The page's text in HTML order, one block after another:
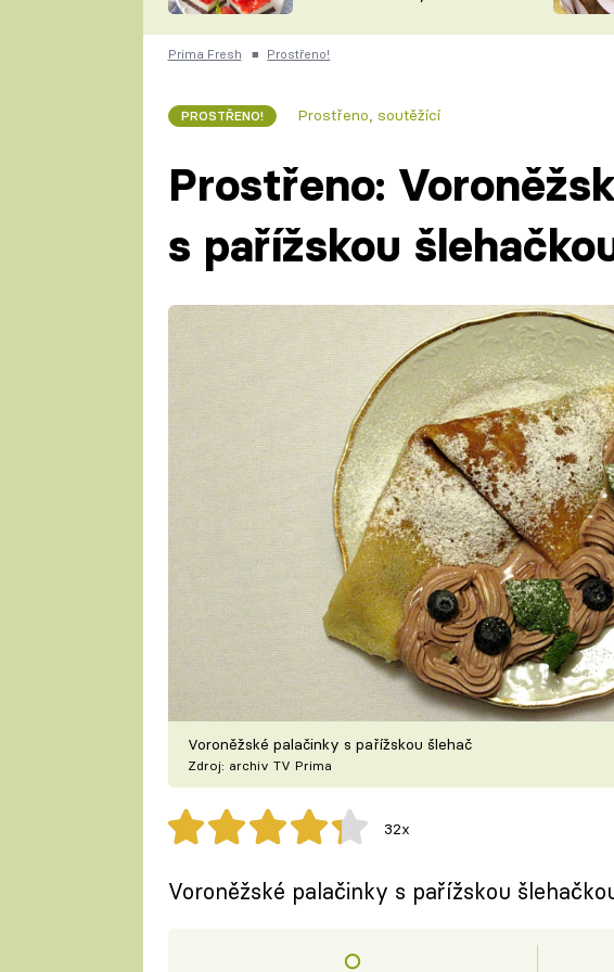
ČESKO NA TALÍŘI
KUCHAŘKA
Prima Fresh ■ Prostřeno!
PROSTŘENO! Prostřeno, soutěžící
Prostřeno:
s pařížskou
Voroněžské palačinky s pařížskou šlehač
Zdroj: archiv TV Prima
32x
Voroněžské palačinky s pařížskou